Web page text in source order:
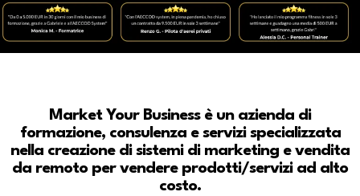
Market Your Business è un azienda di
formazione, consulenza e servizi specializzata
nella creazione di sistemi di marketing e vendita
da remoto per vendere prodotti/servizi ad alto
costo.